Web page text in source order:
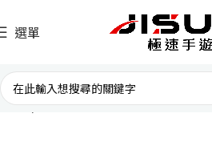
選單
首頁 台灣遊戲